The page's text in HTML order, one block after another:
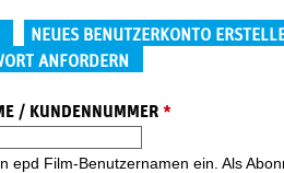
NEUES BENUTZERKONTO
ANFORDERN
/ KUNDENNUMMER *
epd Film-Benutzernamen ein. Als